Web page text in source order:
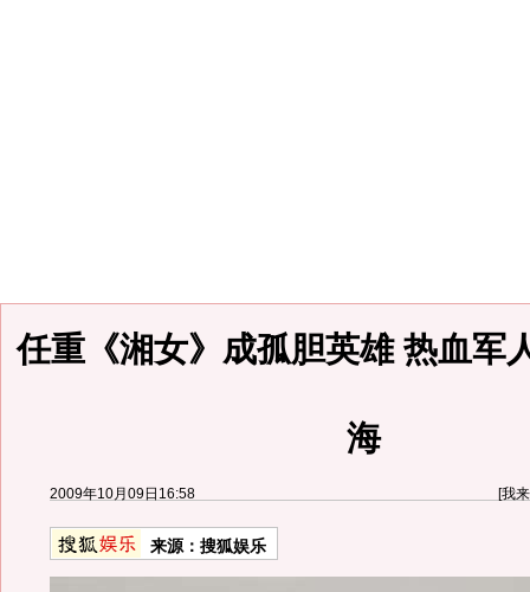
任重《湘女》成孤胆英雄 热血军
海
2009年10月09日16:58 [我
来源： 搜狐娱乐